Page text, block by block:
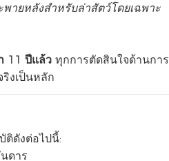
ายหลังสำหรับล่าสัตว์โดยเฉพาะ
11 ปีแล้วทุกการตัดสินใจด้านการ
งเป็นหลัก
ดังต่อไปนี้:
ดาร